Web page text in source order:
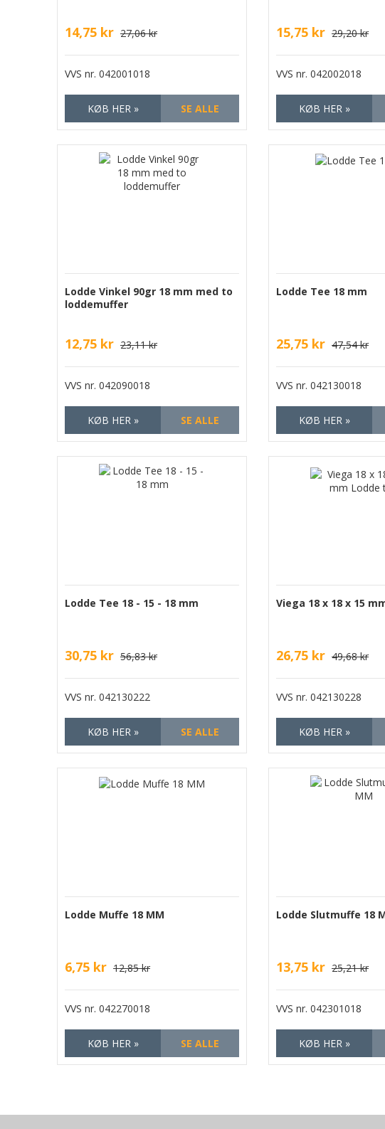
14,75 kr 27,06 kr
VVS nr. 042001018
KØB HER » SE ALLE
15,75 kr 29,20 kr
VVS nr. 042002018
KØB HER »
Lodde Vinkel 90gr 18 mm med to
loddemuffer
12,75 kr 23,11 kr
VVS nr. 042090018
KØB HER » SE ALLE
Lodde Tee 18 mm
25,75 kr 47,54 kr
VVS nr. 042130018
KØB HER »
Lodde Tee 18 - 15 - 18 mm
30,75 kr 56,83 kr
VVS nr. 042130222
KØB HER » SE ALLE
Viega 18 x 18 x 15
26,75 kr 49,68 kr
VVS nr. 042130228
KØB HER »
Lodde Muffe 18 MM
6,75 kr 12,85 kr
VVS nr. 042270018
KØB HER » SE ALLE
Lodde Slutmuffe 18
13,75 kr 25,21 kr
VVS nr. 042301018
KØB HER »